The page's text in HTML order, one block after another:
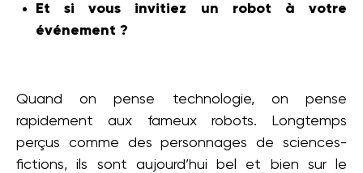
Et si vous invitiez un robot à votre
événement ?
Quand on pense technologie, on pense
rapidement aux fameux robots. Longtemps
perçus comme des personnages de sciences-
fictions, ils sont aujourd’hui bel et bien sur le